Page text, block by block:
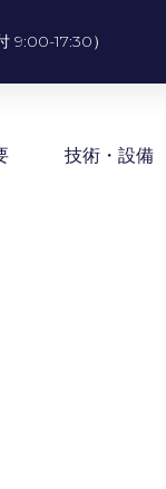
9:00-17:30）
技術・設備